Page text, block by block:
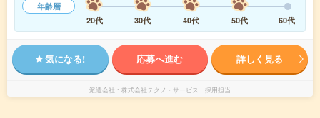
年齢層
20代
30代 40代 50代 60代
気になる! 応募へ進む 詳しく見る
派遣会社 株式会社テクノ・サービス 採用担当